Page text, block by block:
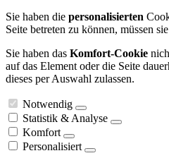
Sie haben die personalisierten
Seite betreten zu können, müssen
Sie haben das Komfort-Cookie
auf das Element oder die Seite
dieses per Auswahl zulassen.
Notwendig
Statistik & Analyse
Komfort
Personalisiert